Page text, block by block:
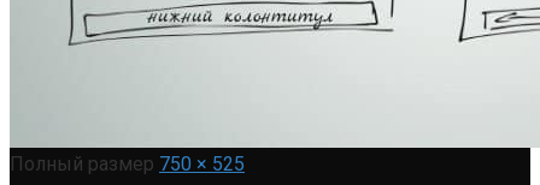
Полный размер 750 × 525